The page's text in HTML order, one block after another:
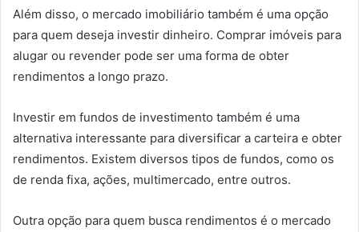
Além disso, o mercado imobiliário também é uma opção
para quem deseja investir dinheiro. Comprar imóveis para
alugar ou revender pode ser uma forma de obter
rendimentos a longo prazo.
Investir em fundos de investimento também é uma
alternativa interessante para diversificar a carteira e obter
rendimentos. Existem diversos tipos de fundos, como os
de renda fixa, ações, multimercado, entre outros.
Outra opção para quem busca rendimentos é o mercado